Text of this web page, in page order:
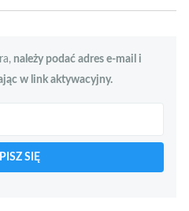
należy podać adres e-mail i
w link aktywacyjny.
SIĘ